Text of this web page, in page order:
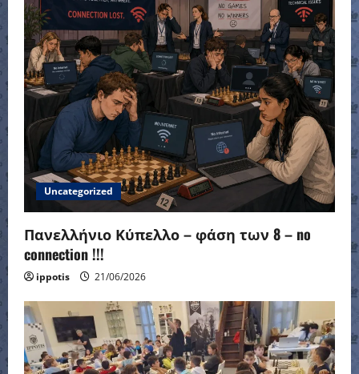
Uncategorized
Πανελλήνιο Κύπελλο – φάση των 8 – no
connection !!!
ippotis 21/06/2026